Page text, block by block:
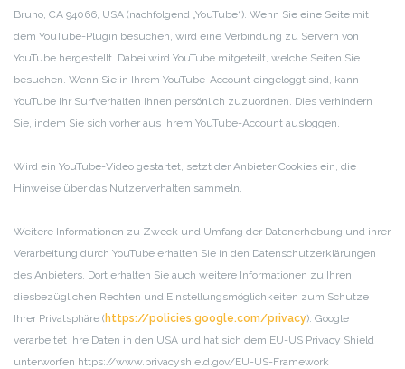
Bruno, CA 94066, USA (nachfolgend „YouTube“). Wenn Sie eine Seite mit
dem YouTube-Plugin besuchen, wird eine Verbindung zu Servern von
YouTube hergestellt. Dabei wird YouTube mitgeteilt, welche Seiten Sie
besuchen. Wenn Sie in Ihrem YouTube-Account eingeloggt sind, kann
YouTube Ihr Surfverhalten Ihnen persönlich zuzuordnen. Dies verhindern
Sie, indem Sie sich vorher aus Ihrem YouTube-Account ausloggen.
Wird ein YouTube-Video gestartet, setzt der Anbieter Cookies ein, die
Hinweise über das Nutzerverhalten sammeln.
Weitere Informationen zu Zweck und Umfang der Datenerhebung und ihrer
Verarbeitung durch YouTube erhalten Sie in den Datenschutzerklärungen
des Anbieters, Dort erhalten Sie auch weitere Informationen zu Ihren
diesbezüglichen Rechten und Einstellungsmöglichkeiten zum Schutze
Ihrer Privatsphäre ( https://policies.google.com/privacy). Google
verarbeitet Ihre Daten in den USA und hat sich dem EU-US Privacy Shield
unterworfen https://www.privacyshield.gov/EU-US-Framework